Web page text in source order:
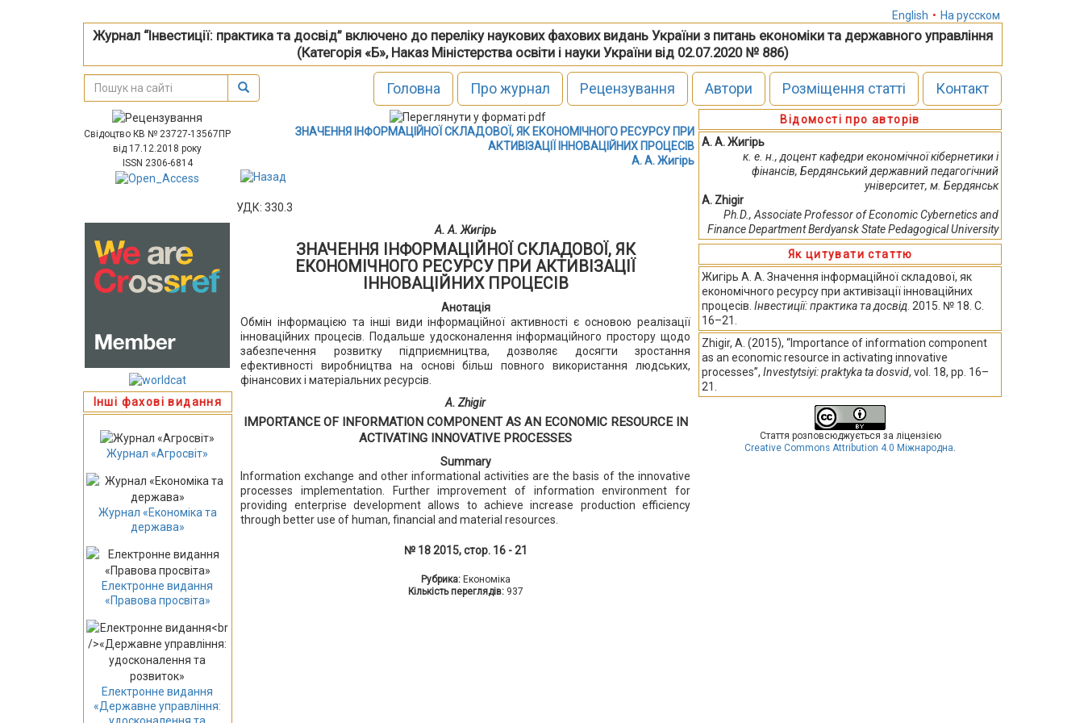
English • На русском
Журнал “Інвестиції: практика та досвід” включено до переліку наукових фахових видань України з питань економіки та державного управління
(Категорія «Б», Наказ Міністерства освіти і науки України від 02.07.2020 № 886)
Головна Про журнал Рецензування Автори Розміщення статті Контакт
Свідоцтво КВ № 23727-13567ПР
від 17.12.2018 року
ISSN 2306-6814
Інші фахові видання
Журнал «Агросвіт»
Журнал «Економіка та
держава»
Електронне видання
«Правова просвіта»
Електронне видання
«Державне управління:
ЗНАЧЕННЯ ІНФОРМАЦІЙНОЇ СКЛАДОВОЇ, ЯК ЕКОНОМІЧНОГО РЕСУРСУ ПРИ
АКТИВІЗАЦІЇ ІННОВАЦІЙНИХ ПРОЦЕСІВ
А. А. Жигірь
УДК: 330.3
А. А. Жигірь
ЗНАЧЕННЯ ІНФОРМАЦІЙНОЇ СКЛАДОВОЇ, ЯК
ЕКОНОМІЧНОГО РЕСУРСУ ПРИ АКТИВІЗАЦІЇ
ІННОВАЦІЙНИХ ПРОЦЕСІВ
Анотація
Обмін інформацією та інші види інформаційної активності є основою реалізації
інноваційних процесів. Подальше удосконалення інформаційного простору щодо
забезпечення розвитку підприємництва, дозволяє досягти зростання
ефективності виробництва на основі більш повного використання людських,
фінансових і матеріальних ресурсів.
A. Zhigir
IMPORTANCE OF INFORMATION COMPONENT AS AN ECONOMIC RESOURCE IN
ACTIVATING INNOVATIVE PROCESSES
Summary
Information exchange and other informational activities are the basis of the innovative
processes implementation. Further improvement of information environment for
providing enterprise development allows to achieve increase production efficiency
through better use of human, financial and material resources.
№ 18 2015, стор. 16 - 21
Рубрика: Економіка
Кількість переглядів: 937
Відомості про авторів
А. А. Жигірь
к. е. н., доцент кафедри економічної кібернетики і
фінансів, Бердянський державний педагогічний
університет, м. Бердянськ
A. Zhigir
Ph.D., Associate Professor of Economic Cybernetics and
Finance Department Berdyansk State Pedagogical University
Як цитувати статтю
Жигірь А. А. Значення інформаційної складової, як
економічного ресурсу при активізації інноваційних
процесів. Інвестиції: практика та досвід. 2015. № 18. С.
16–21.
Zhigir, A. (2015), “Importance of information component
as an economic resource in activating innovative
processes”, Investytsiyi: praktyka ta dosvid, vol. 18, pp. 16–
21.
Стаття розповсюджується за ліцензією
Creative Commons Attribution 4.0 Міжнародна.